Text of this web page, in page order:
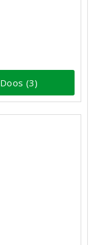
Doos (3)